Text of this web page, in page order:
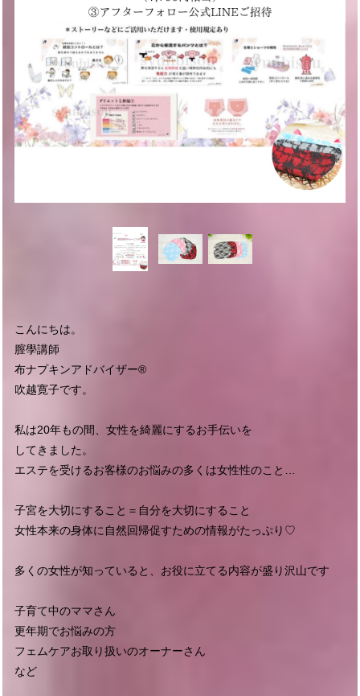
こんにちは。
膣學講師
布ナプキンアドバイザー®
吹越寛子です。
私は20年もの間、女性を綺麗にするお手伝いを
してきました。
エステを受けるお客様のお悩みの多くは女性性のこと…
子宮を大切にすること＝自分を大切にすること
女性本来の身体に自然回帰促すための情報がたっぷり♡
多くの女性が知っていると、お役に立てる内容が盛り沢山です
子育て中のママさん
更年期でお悩みの方
フェムケアお取り扱いのオーナーさん
など